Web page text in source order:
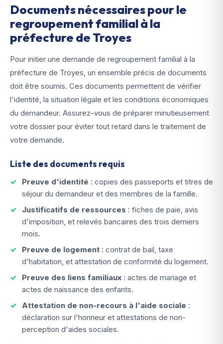
Documents nécessaires pour le
regroupement familial à la
préfecture de Troyes
Pour initier une demande de regroupement familial à la
préfecture de Troyes, un ensemble précis de documents
doit être soumis. Ces documents permettent de vérifier
l'identité, la situation légale et les conditions économiques
du demandeur. Assurez-vous de préparer minutieusement
votre dossier pour éviter tout retard dans le traitement de
votre demande.
Liste des documents requis
Preuve d'identité : copies des passeports et titres de
séjour du demandeur et des membres de la famille.
Justificatifs de ressources : fiches de paie, avis
d'imposition, et relevés bancaires des trois derniers
mois.
Preuve de logement : contrat de bail, taxe
d'habitation, et attestation de conformité du logement.
Preuve des liens familiaux : actes de mariage et
actes de naissance des enfants.
Attestation de non-recours à l'aide sociale :
déclaration sur l'honneur et attestations de non-
perception d'aides sociales.